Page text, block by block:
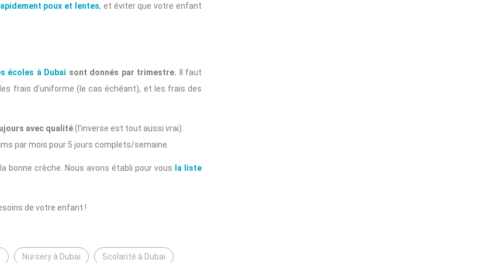
poux et lentes, et éviter que votre enfant
écoles à Dubai sont donnés par trimestre. Il faut
frais d’uniforme (le cas échéant), et les frais des
avec qualité(l’inverse est tout aussi vrai).
par mois pour 5 jours complets/semaine.
bonne crèche. Nous avons établi pour vous
la liste
de votre enfant !
Nursery à Dubai Scolarité à Dubai